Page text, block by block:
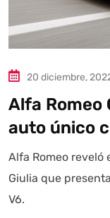
20 diciembre,
Alfa Romeo
auto único
Alfa Romeo reveló
Giulia que
V6.